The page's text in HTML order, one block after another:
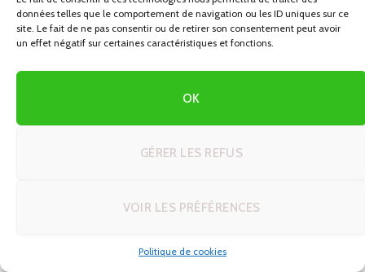
données telles que le comportement de navigation ou les ID uniques sur ce
site. Le fait de ne pas consentir ou de retirer son consentement peut avoir
un effet négatif sur certaines caractéristiques et fonctions.
OK
GÉRER LES REFUS
VOIR LES PRÉFÉRENCES
Politique de cookies
Astuces et techniques voyage en autotour : le guide
complet pour réussir votre road trip
23/06/2026
A PROPOS DE L’AGENCE
voyages exceptionnels sur les routes du monde. Rejoignez notre
prochain circuit en autotour.